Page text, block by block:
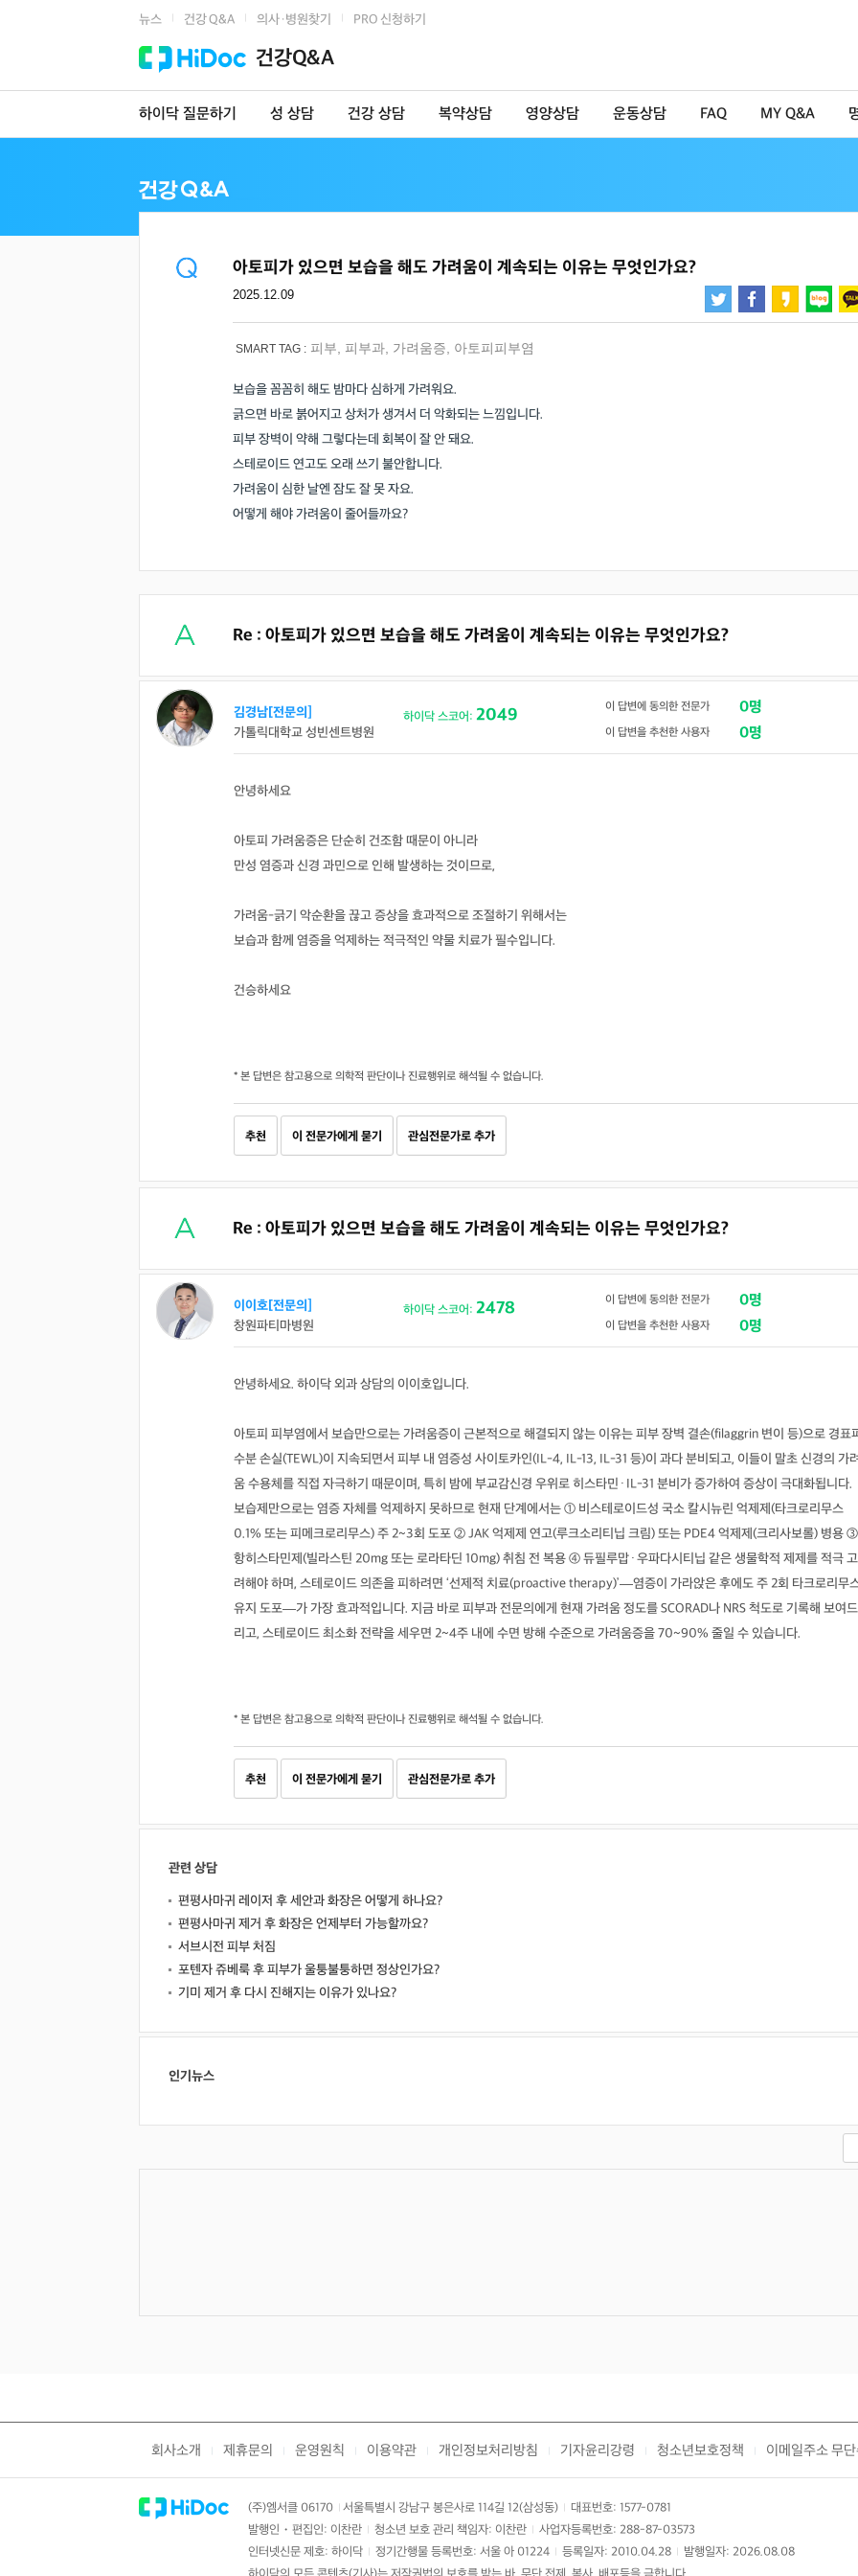
뉴스 건강 Q&A 의사·병원찾기 PRO 신청하기
건강Q&A
하이닥 질문하기 성 상담 건강 상담 복약상담 영양상담 운동상담 FAQ MY Q&A
아토피가 있으면 보습을 해도 가려움이 계속되는 이유는 무엇인가요?
2025.12.09
SMART TAG : 피부 피부과 가려움증 아토피피부염
보습을 꼼꼼히 해도 밤마다 심하게 가려워요.
긁으면 바로 붉어지고 상처가 생겨서 더 악화되는 느낌입니다.
피부 장벽이 약해 그렇다는데 회복이 잘 안 돼요.
스테로이드 연고도 오래 쓰기 불안합니다.
가려움이 심한 날엔 잠도 잘 못 자요.
어떻게 해야 가려움이 줄어들까요?
Re : 아토피가 있으면 보습을 해도 가려움이 계속되는 이유는 무엇인가요?
김경남[전문의]
가톨릭대학교 성빈센트병원
하이닥 스코어: 2049 이 답변에 동의한 전문가 0명
이 답변을 추천한 사용자 0명
안녕하세요
아토피 가려움증은 단순히 건조함 때문이 아니라
만성 염증과 신경 과민으로 인해 발생하는 것이므로,
가려움-긁기 악순환을 끊고 증상을 효과적으로 조절하기 위해서는
보습과 함께 염증을 억제하는 적극적인 약물 치료가 필수입니다.
건승하세요
* 본 답변은 참고용으로 의학적 판단이나 진료행위로 해석될 수 없습니다.
추천 이 전문가에게 묻기 관심전문가로 추가
Re : 아토피가 있으면 보습을 해도 가려움이 계속되는 이유는 무엇인가요?
이이호[전문의]
창원파티마병원
하이닥 스코어: 2478 이 답변에 동의한 전문가 0명
이 답변을 추천한 사용자 0명
안녕하세요. 하이닥 외과 상담의 이이호입니다.
아토피 피부염에서 보습만으로는 가려움증이 근본적으로 해결되지 않는 이유는 피부 장벽 결손(filaggrin 변이 등)으로 경표
수분 손실(TEWL)이 지속되면서 피부 내 염증성 사이토카인(IL-4, IL-13, IL-31 등)이 과다 분비되고, 이들이 말초 신경의 가려
움 수용체를 직접 자극하기 때문이며, 특히 밤에 부교감신경 우위로 히스타민·IL-31 분비가 증가하여 증상이 극대화됩니다.
보습제만으로는 염증 자체를 억제하지 못하므로 현재 단계에서는 ① 비스테로이드성 국소 칼시뉴린 억제제(타크로리무스
0.1% 또는 피메크로리무스) 주 2~3회 도포 ② JAK 억제제 연고(루크소리티닙 크림) 또는 PDE4 억제제(크리사보롤) 병용 ③
항히스타민제(빌라스틴 20mg 또는 로라타딘 10mg) 취침 전 복용 ④ 듀필루맙·우파다시티닙 같은 생물학적 제제를 적극 고
려해야 하며, 스테로이드 의존을 피하려면 ‘선제적 치료(proactive therapy)’—염증이 가라앉은 후에도 주 2회 타크로리무
유지 도포—가 가장 효과적입니다. 지금 바로 피부과 전문의에게 현재 가려움 정도를 SCORAD나 NRS 척도로 기록해 보여드
리고, 스테로이드 최소화 전략을 세우면 2~4주 내에 수면 방해 수준으로 가려움증을 70~90% 줄일 수 있습니다.
* 본 답변은 참고용으로 의학적 판단이나 진료행위로 해석될 수 없습니다.
추천 이 전문가에게 묻기 관심전문가로 추가
관련 상담
편평사마귀 레이저 후 세안과 화장은 어떻게 하나요?
편평사마귀 제거 후 화장은 언제부터 가능할까요?
서브시전 피부 처짐
포텐자 쥬베룩 후 피부가 울퉁불퉁하면 정상인가요?
기미 제거 후 다시 진해지는 이유가 있나요?
인기뉴스
회사소개 제휴문의 운영원칙 이용약관 개인정보처리방침 기자윤리강령 청소년보호정책 이메일주소 무
(주)엠서클 06170 서울특별시 강남구 봉은사로 114길 12(삼성동)
대표번호: 1577-0781
발행인・편집인: 이찬란
청소년 보호 관리 책임자: 이찬란
사업자등록번호: 288-87-03573
인터넷신문 제호: 하이닥
정기간행물 등록번호: 서울 아 01224 등록일자: 2010.04.28
발행일자: 2026.08.08